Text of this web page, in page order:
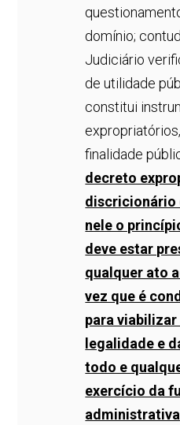
domínio;
Judiciário
de utilidade
constitui
finalidade
decreto
discricionário
nele o
deve estar
qualquer ato
vez que é
para
legalidade e
todo e
exercício da
administrativa